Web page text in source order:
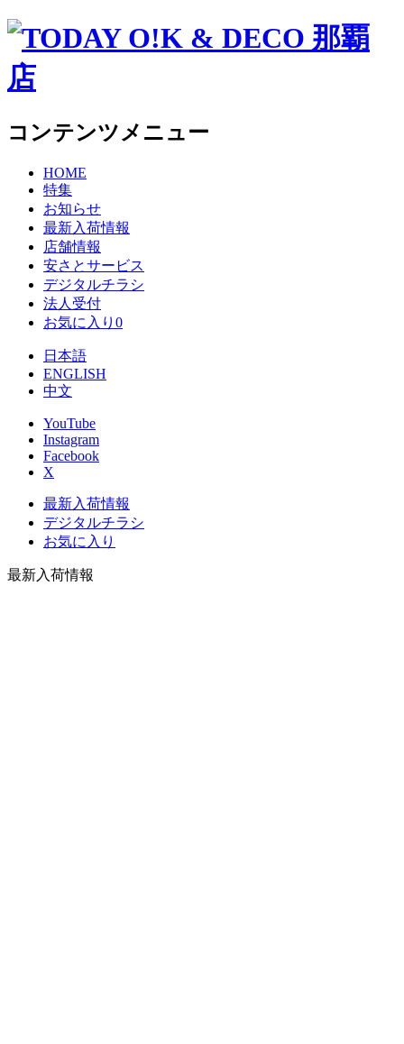
コンテンツメニュー
HOME
特集
お知らせ
最新入荷情報
店舗情報
安さとサービス
デジタルチラシ
法人受付
お気に入り 0
日本語
ENGLISH
中文
YouTube
Instagram
Facebook
X
最新入荷情報
デジタルチラシ
お気に入り
最新入荷情報